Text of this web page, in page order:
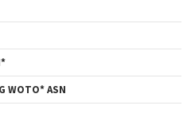
WOTO* ASN